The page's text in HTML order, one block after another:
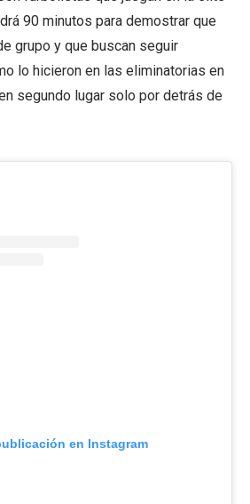
90 minutos para demostrar que
grupo y que buscan seguir
lo hicieron en las eliminatorias en
segundo lugar solo por detrás de
en Instagram